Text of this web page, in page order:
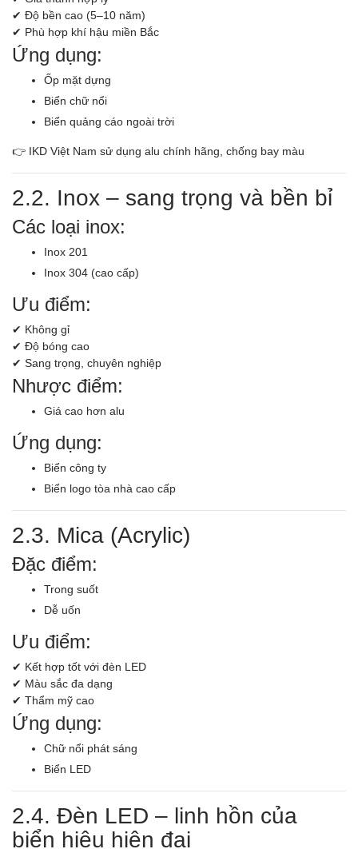
✔ Độ bền cao (5–10 năm)
✔ Phù hợp khí hậu miền Bắc
Ứng dụng:
Ốp mặt dựng
Biển chữ nổi
Biển quảng cáo ngoài trời
👉 IKD Việt Nam sử dụng alu chính hãng, chống bay màu
2.2. Inox – sang trọng và bền bỉ
Các loại inox:
Inox 201
Inox 304 (cao cấp)
Ưu điểm:
✔ Không gỉ
✔ Độ bóng cao
✔ Sang trọng, chuyên nghiệp
Nhược điểm:
Giá cao hơn alu
Ứng dụng:
Biển công ty
Biển logo tòa nhà cao cấp
2.3. Mica (Acrylic)
Đặc điểm:
Trong suốt
Dễ uốn
Ưu điểm:
✔ Kết hợp tốt với đèn LED
✔ Màu sắc đa dạng
✔ Thẩm mỹ cao
Ứng dụng:
Chữ nổi phát sáng
Biển LED
2.4. Đèn LED – linh hồn của
biển hiệu hiện đại